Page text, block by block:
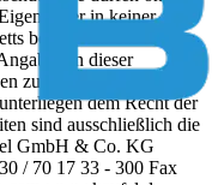
in keiner
behält sich das Recht
in dieser
zu ändern und zu
dem Recht der
sind ausschließlich die
GmbH & Co. KG
/ 70 17 33 - 300 Fax